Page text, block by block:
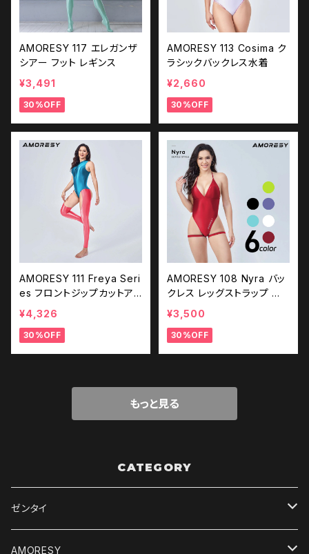
AMORESY 117 エレガンザ
シアー フット レギンス
¥3,491
30%OFF
AMORESY 113 Cosima ク
ラシックバックレス水着
¥2,660
30%OFF
AMORESY 111 Freya Seri
es フロントジップカットア
ウトキャットスーツ
¥4,326
30%OFF
AMORESY 108 Nyra バッ
クレス レッグストラップ 水
着
¥3,500
30%OFF
もっと見る
CATEGORY
ゼンタイ
デジタルコンテンツ
AMORESY